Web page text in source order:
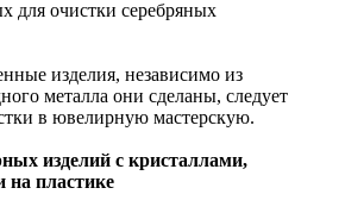
для очистки серебряных
изделия, независимо из
металла они сделаны, следует
в ювелирную мастерскую.
изделий с кристаллами,
на пластике